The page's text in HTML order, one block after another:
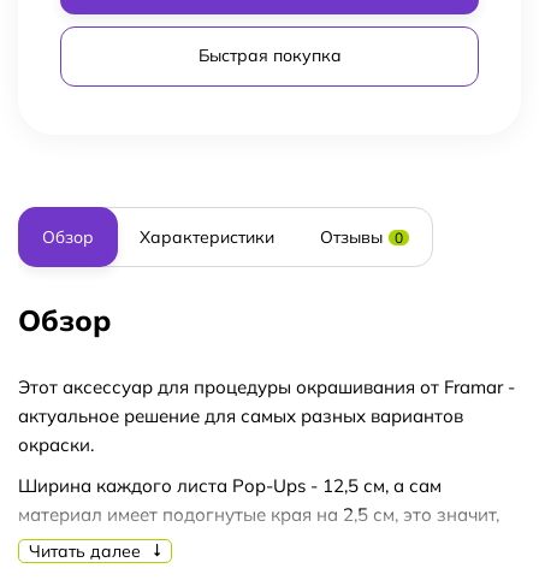
Быстрая покупка
Обзор Характеристики Отзывы 0
Обзор
Этот аксессуар для процедуры окрашивания от Framar -
актуальное решение для самых разных вариантов
окраски.
Ширина каждого листа Pop-Ups - 12,5 см, а сам
материал имеет подогнутые края на 2,5 см, это значит,
что фольгу сразу можно использовать.
Читать далее